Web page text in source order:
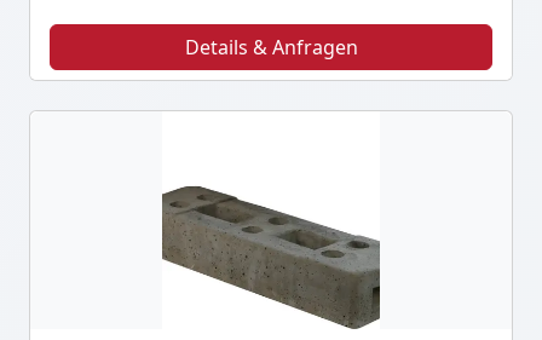
Details & Anfragen